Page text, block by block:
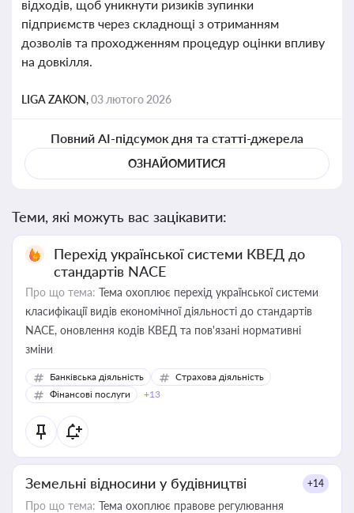
відходів, щоб уникнути ризиків зупинки
підприємств через складнощі з отриманням
дозволів та проходженням процедур оцінки впливу
на довкілля.
LIGA ZAKON,03 лютого 2026
Повний AI-підсумок дня та статті-джерела
ОЗНАЙОМИТИСЯ
Теми, які можуть вас зацікавити:
Перехід української системи КВЕД до
стандартів NACE
Про що тема: Тема охоплює перехід української системи
класифікації видів економічної діяльності до стандартів
NACE, оновлення кодів КВЕД та пов'язані нормативні
зміни
Банківська діяльність
Страхова діяльність
Фінансові послуги
+13
Земельні відносини у будівництві +14
Про що тема: Тема охоплює правове регулювання